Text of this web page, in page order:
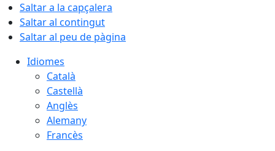
Saltar a la capçalera
Saltar al contingut
Saltar al peu de pàgina
Idiomes
Català
Castellà
Anglès
Alemany
Francès